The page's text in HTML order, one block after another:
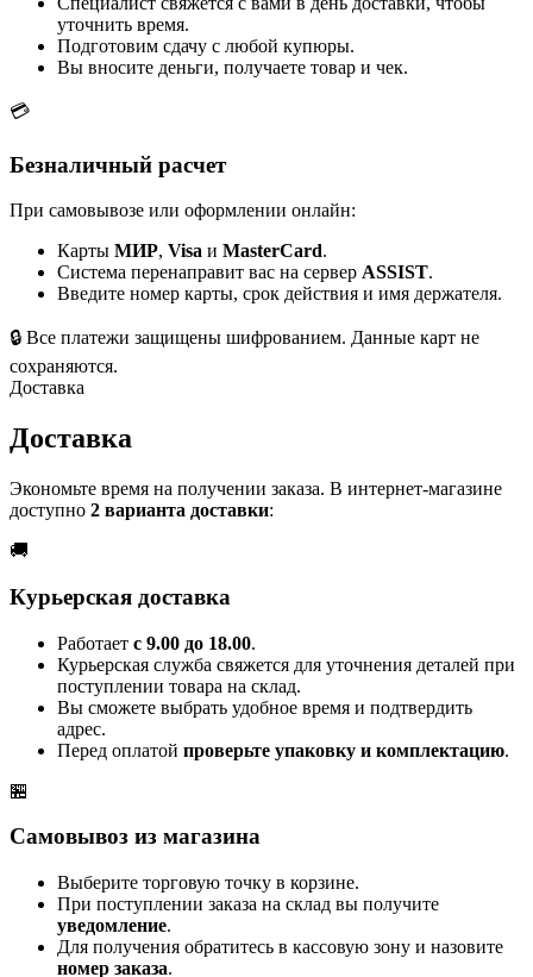
уточнить время.
Подготовим сдачу с любой купюры.
Вы вносите деньги, получаете товар и чек.
💳
Безналичный расчет
При самовывозе или оформлении онлайн:
Карты МИР, Visa и MasterCard.
Система перенаправит вас на сервер ASSIST.
Введите номер карты, срок действия и имя держателя.
🔒 Все платежи защищены шифрованием. Данные карт не
сохраняются.
Доставка
Доставка
Экономьте время на получении заказа. В интернет-магазине
доступно 2 варианта доставки:
🚚
Курьерская доставка
Работает с 9.00 до 18.00.
Курьерская служба свяжется для уточнения деталей при
поступлении товара на склад.
Вы сможете выбрать удобное время и подтвердить
адрес.
Перед оплатой проверьте упаковку и комплектацию.
🏪
Самовывоз из магазина
Выберите торговую точку в корзине.
При поступлении заказа на склад вы получите
уведомление.
Для получения обратитесь в кассовую зону и назовите
номер заказа.